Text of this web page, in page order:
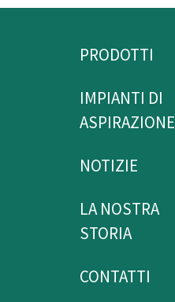
PRODOTTI
IMPIANTI DI
ASPIRAZIONE
NOTIZIE
LA NOSTRA
STORIA
CONTATTI